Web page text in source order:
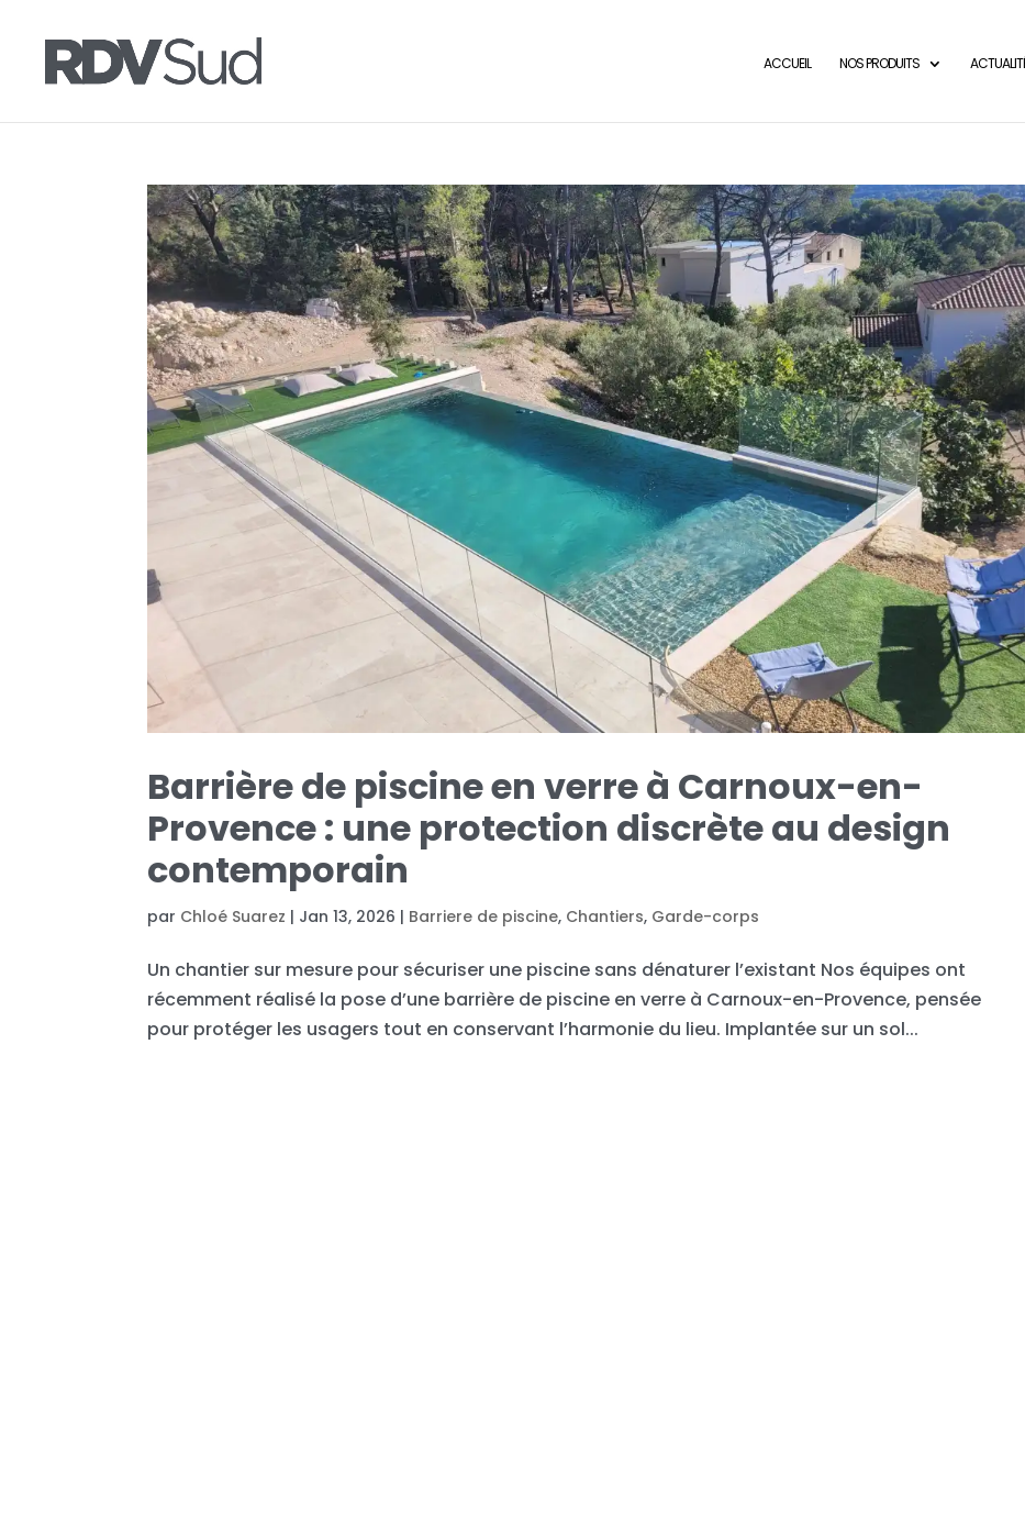
ACCUEIL NOS PRODUITS
Barrière de piscine en verre à Carnoux-en-
Provence : une protection discrète au design
contemporain
par Chloé Suarez | Jan 13, 2026 | Barriere de piscine, Chantiers, Garde-corps
Un chantier sur mesure pour sécuriser une piscine sans dénaturer l’existant Nos équipes ont
récemment réalisé la pose d’une barrière de piscine en verre à Carnoux-en-Provence, pensée
pour protéger les usagers tout en conservant l’harmonie du lieu. Implantée sur un sol...